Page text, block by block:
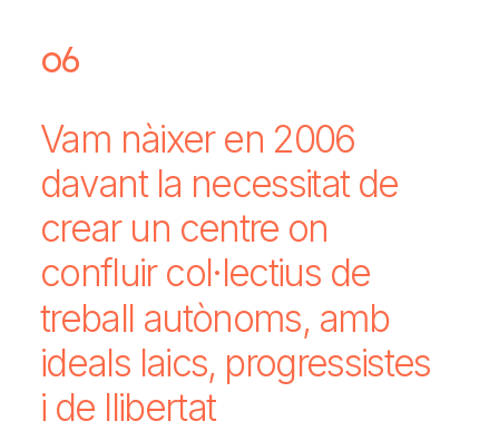
06
Vam nàixer en 2006
davant la necessitat de
crear un centre on
confluir col·lectius de
treball autònoms, amb
ideals laics, progressistes
i de llibertat